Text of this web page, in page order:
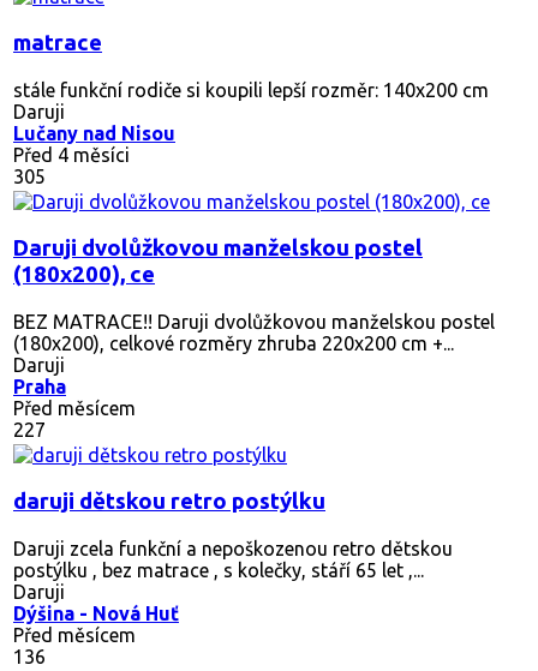
matrace
stále funkční rodiče si koupili lepší rozměr: 140x200 cm
Daruji
Lučany nad Nisou
Před 4 měsíci
305
Daruji dvolůžkovou manželskou postel
(180x200), ce
BEZ MATRACE!! Daruji dvolůžkovou manželskou postel
(180x200), celkové rozměry zhruba 220x200 cm +...
Daruji
Praha
Před měsícem
227
daruji dětskou retro postýlku
Daruji zcela funkční a nepoškozenou retro dětskou
postýlku , bez matrace , s kolečky, stáří 65 let ,...
Daruji
Dýšina - Nová Huť
Před měsícem
136